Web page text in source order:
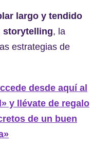
largo y tendido
storytelling, la
estrategias de
desde aquí al
y llévate de regalo
de un buen